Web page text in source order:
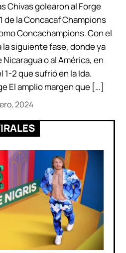
2024
Chivas golearon al Forge
de la Concacaf Champions
Concachampions. Con el
la siguiente fase, donde ya
o al América, en
2 que sufrió en la Ida.
El amplio margen que […]